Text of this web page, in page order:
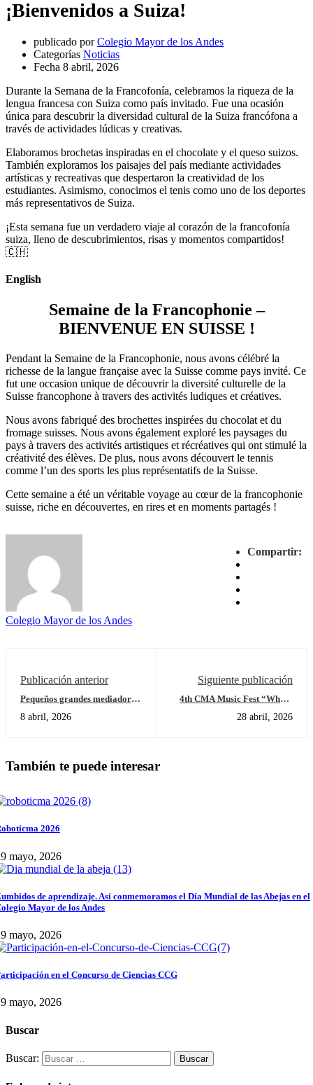
¡Bienvenidos a Suiza!
publicado por Colegio Mayor de los Andes
Categorías Noticias
Fecha 8 abril, 2026
Durante la Semana de la Francofonía, celebramos la riqueza de la
lengua francesa con Suiza como país invitado. Fue una ocasión
única para descubrir la diversidad cultural de la Suiza francófona a
través de actividades lúdicas y creativas.
Elaboramos brochetas inspiradas en el chocolate y el queso suizos.
También exploramos los paisajes del país mediante actividades
artísticas y recreativas que despertaron la creatividad de los
estudiantes. Asimismo, conocimos el tenis como uno de los deportes
más representativos de Suiza.
¡Esta semana fue un verdadero viaje al corazón de la francofonía
suiza, lleno de descubrimientos, risas y momentos compartidos!
🇨🇭
English
Semaine de la Francophonie –
BIENVENUE EN SUISSE !
Pendant la Semaine de la Francophonie, nous avons célébré la
richesse de la langue française avec la Suisse comme pays invité. Ce
fut une occasion unique de découvrir la diversité culturelle de la
Suisse francophone à travers des activités ludiques et créatives.
Nous avons fabriqué des brochettes inspirées du chocolat et du
fromage suisses. Nous avons également exploré les paysages du
pays à travers des activités artistiques et récréatives qui ont stimulé la
créativité des élèves. De plus, nous avons découvert le tennis
comme l’un des sports les plus représentatifs de la Suisse.
Cette semaine a été un véritable voyage au cœur de la francophonie
suisse, riche en découvertes, en rires et en moments partagés !
Compartir:
Colegio Mayor de los Andes
Publicación anterior
Pequeños grandes mediadores
somos” con aprendizaje, juego
8 abril, 2026
Siguiente publicación
4th CMA Music Fest “Where
28 abril, 2026
También te puede interesar
2026
mayo, 2026
de aprendizaje. Así conmemoramos el Día Mundial de las Abejas en el
Mayor de los Andes
mayo, 2026
en el Concurso de Ciencias CCG
mayo, 2026
Buscar
Buscar: